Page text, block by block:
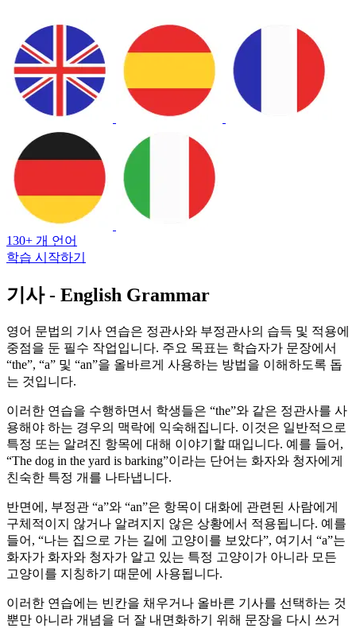
130+ 개 언어
학습 시작하기
기사 - English Grammar
영어 문법의 기사 연습은 정관사와 부정관사의 습득 및 적용에
중점을 둔 필수 작업입니다. 주요 목표는 학습자가 문장에서
“the”, “a” 및 “an”을 올바르게 사용하는 방법을 이해하도록 돕
는 것입니다.
이러한 연습을 수행하면서 학생들은 “the”와 같은 정관사를 사
용해야 하는 경우의 맥락에 익숙해집니다. 이것은 일반적으로
특정 또는 알려진 항목에 대해 이야기할 때입니다. 예를 들어,
“The dog in the yard is barking”이라는 단어는 화자와 청자에게
친숙한 특정 개를 나타냅니다.
반면에, 부정관 “a”와 “an”은 항목이 대화에 관련된 사람에게
구체적이지 않거나 알려지지 않은 상황에서 적용됩니다. 예를
들어, “나는 집으로 가는 길에 고양이를 보았다”, 여기서 “a”는
화자가 화자와 청자가 알고 있는 특정 고양이가 아니라 모든
고양이를 지칭하기 때문에 사용됩니다.
이러한 연습에는 빈칸을 채우거나 올바른 기사를 선택하는 것
뿐만 아니라 개념을 더 잘 내면화하기 위해 문장을 다시 쓰거